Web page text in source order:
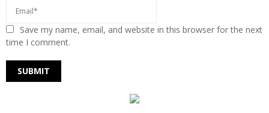
Save my name, email, and website in this browser for the next
time I comment.